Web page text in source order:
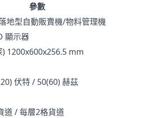
參數
地型自動販賣機/物料管理機
顯示器
) 1200x600x256.5 mm
伏特 / 50(60) 赫茲
道 / 每層2格貨道